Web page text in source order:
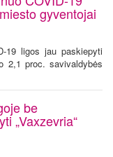
gyventojai
19 ligos jau paskiepyti
2,1 proc. savivaldybės
be
„Vaxzevria“